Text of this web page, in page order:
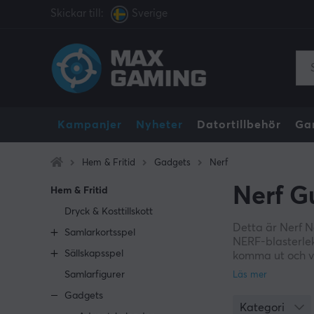
Skickar till: Sverige
Kampanjer Nyheter Datortillbehör
Hem & Fritid Gadgets Nerf
Hem & Fritid
Dryck & Kosttillskott
Samlarkortsspel
Sällskapsspel
Samlarfigurer
Gadgets
Nerf
Detta är Nerf
NERF-
komma ut och
Kategori